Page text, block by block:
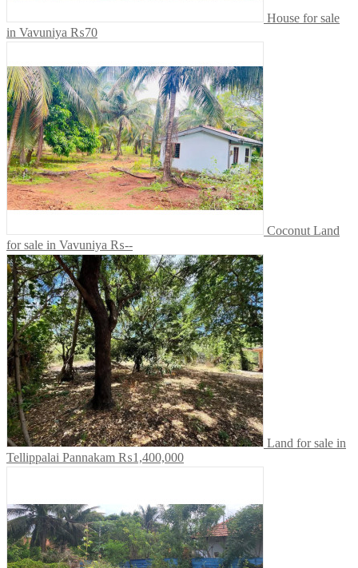
House for sale
in Vavuniya ₨70
Coconut Land
for sale in Vavuniya ₨--
Land for sale in
Tellippalai Pannakam ₨1,400,000